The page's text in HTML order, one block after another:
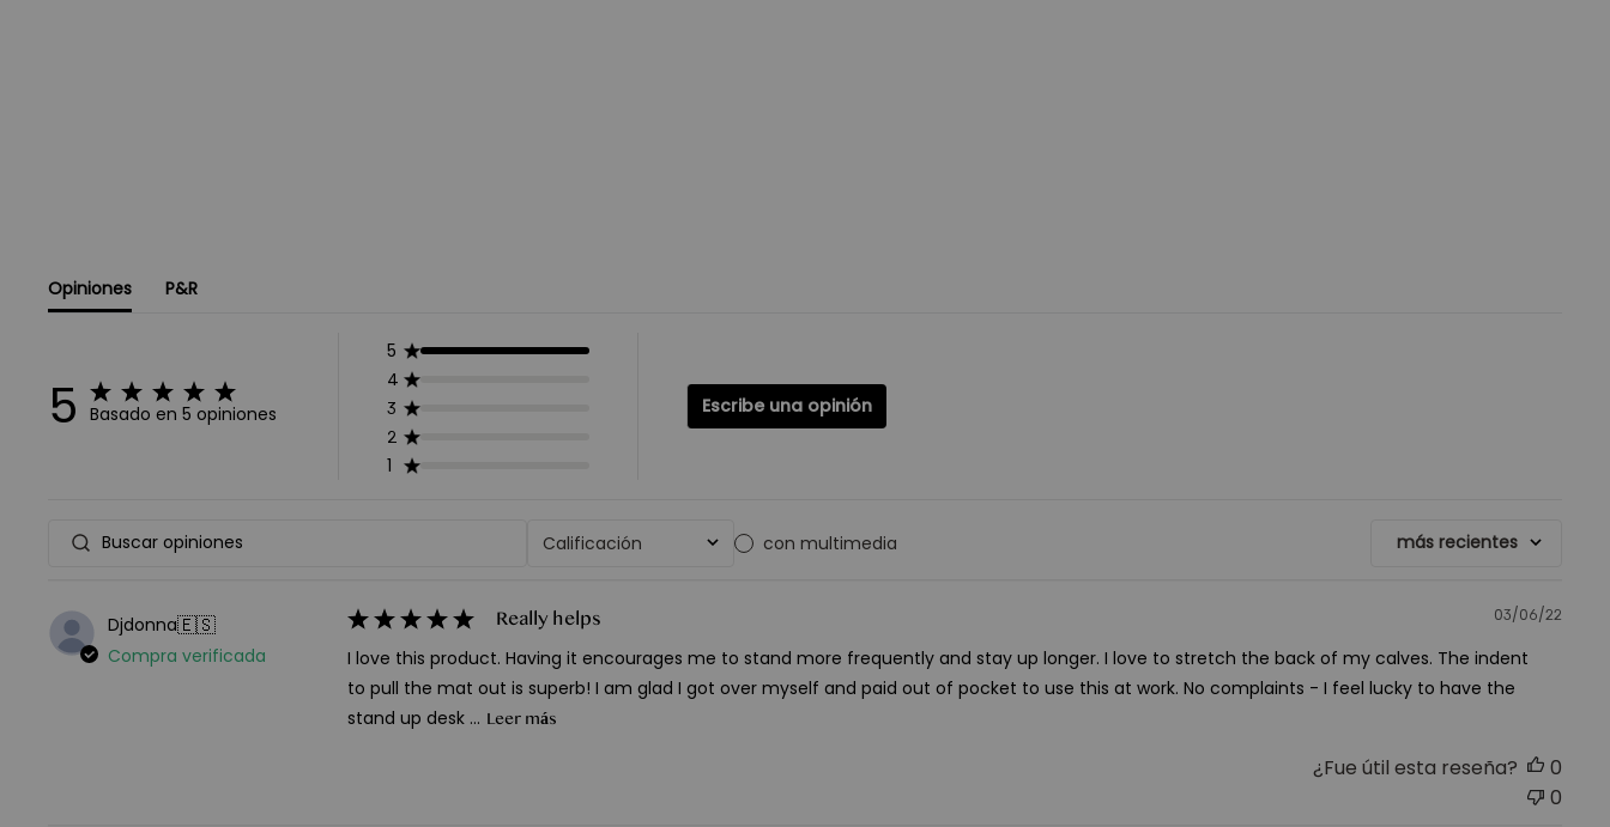
Opiniones P&R
5 Basado en 5 opiniones
5
4
3
2
1
Escribe una opinión
Calificación
Todas las clasificaciones con multimedia más recientes
Djdonna🇪🇸
Compra verificada
Really helps
I love this product. Having it encourages me to stand more frequently and stay up longer. I love to stretch the back of my calves. The indent
to pull the mat out is superb! I am glad I got over myself and paid out of pocket to use this at work. No complaints - I feel lucky to have the
stand up desk ... Leer más
03/06/22
¿Fue útil esta reseña?
0
0